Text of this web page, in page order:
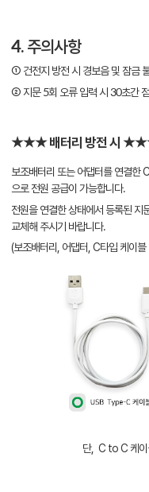
4. 주의사항
① 건전지 방전 시 경보음 및 잠금
② 지문 5회 오류 입력 시 30초간
★★★ 배터리 방전 시
보조배터리 또는 어댑터를 연결한
으로 전원 공급이 가능합니다.
전원을 연결한 상태에서 등록된 지
교체해 주시기 바랍니다.
(보조배터리, 어댑터, C타입 케이블
단, C to C 케이